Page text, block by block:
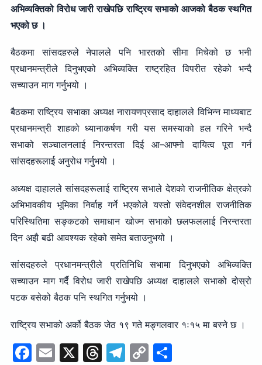
अभिव्यक्तिको विरोध जारी राखेपछि राष्ट्रिय सभाको आजको बैठक स्थगित
भएको छ ।
बैठकमा सांसदहरुले नेपालले पनि भारतको सीमा मिचेको छ भनी
प्रधानमन्त्रीले दिनुभएको अभिव्यक्ति राष्ट्रहित विपरीत रहेको भन्दै
सच्याउन माग गर्नुभयो ।
बैठकमा राष्ट्रिय सभाका अध्यक्ष नारायणप्रसाद दाहालले विभिन्न माध्यबाट
प्रधानमन्त्री शाहको ध्यानाकर्षण गरी यस समस्याको हल गरिने भन्दै
सभाको सञ्चालनलाई निरन्तरता दिई आ–आफ्नो दायित्व पूरा गर्न
सांसदहरूलाई अनुरोध गर्नुभयो ।
अध्यक्ष दाहालले सांसदहरूलाई राष्ट्रिय सभाले देशको राजनीतिक क्षेत्रको
अभिभावकीय भूमिका निर्वाह गर्ने भएकोले यस्तो संवेदनशील राजनीतिक
परिस्थितिमा सङ्कटको समाधान खोज्न सभाको छलफललाई निरन्तरता
दिन अझै बढी आवश्यक रहेको समेत बताउनुभयो ।
सांसदहरुले प्रधानमन्त्रीले प्रतिनिधि सभामा दिनुभएको अभिव्यक्ति
सच्याउन माग गर्दै विरोध जारी राखेपछि अध्यक्ष दाहालले सभाको दोस्रो
पटक बसेको बैठक पनि स्थगित गर्नुभयो ।
राष्ट्रिय सभाको अर्को बैठक जेठ १९ गते मङ्गलवार १ः१५ मा बस्ने छ ।
F E X T T C S